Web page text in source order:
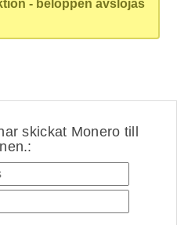
- beloppen avslöjas
skickat Monero till